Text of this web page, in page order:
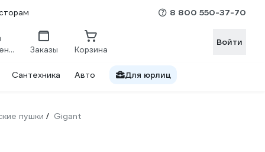
8 800 550-37-70
Сравнение Заказы Корзина
Войти
Сантехника Авто Для юрлиц
пушки / Gigant